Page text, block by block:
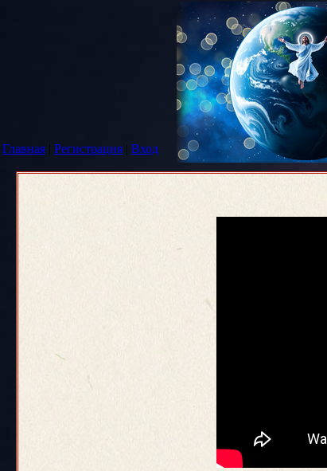
Главная | Регистрация | Вход